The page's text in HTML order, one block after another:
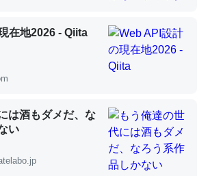
表】昆虫学の大問題＝「昆虫はなぜ海にいな
仮説
に置いて４年。でたまに覗いてる。ぼ
うかと画策中。あと、Googleマップで
てる。電池残量や充電中かが分かるので
在地2026 - Qiita
は酒もダメだ、な
い